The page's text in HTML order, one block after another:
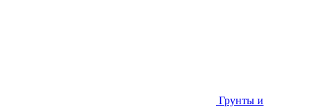
Грунты и